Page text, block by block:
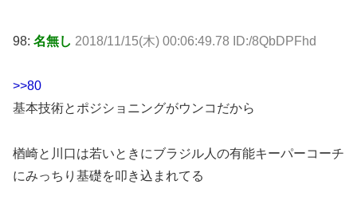
98: 名無し 2018/11/15(木) 00:06:49.78 ID:/8QbDPFhd
>>80
基本技術とポジショニングがウンコだから
楢崎と川口は若いときにブラジル人の有能キーパーコーチ
にみっちり基礎を叩き込まれてる